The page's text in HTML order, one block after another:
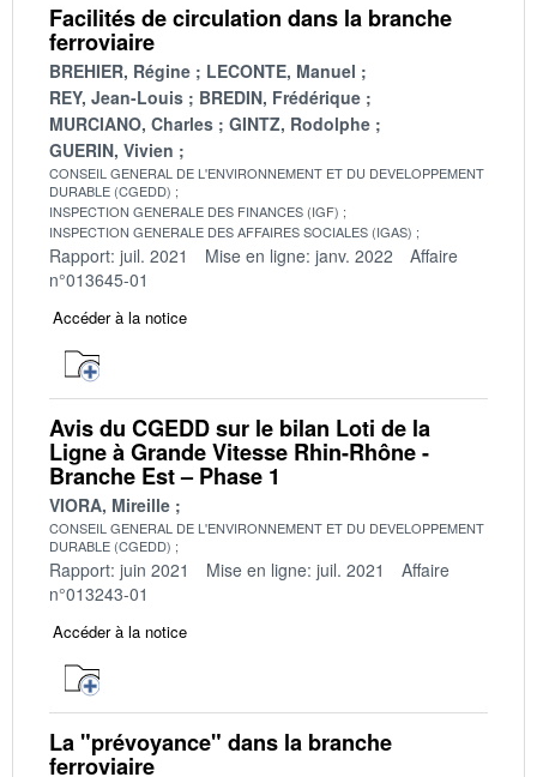
Facilités de circulation dans la branche
ferroviaire
BREHIER, Régine
LECONTE, Manuel
REY, Jean-Louis
BREDIN, Frédérique
MURCIANO, Charles
GINTZ, Rodolphe
GUERIN, Vivien
CONSEIL GENERAL DE L'ENVIRONNEMENT ET DU DEVELOPPEMENT
DURABLE (CGEDD)
INSPECTION GENERALE DES FINANCES (IGF)
INSPECTION GENERALE DES AFFAIRES SOCIALES (IGAS)
Rapport: juil. 2021 Mise en ligne: janv. 2022
Affaire
n°013645-01
Accéder à la notice
Avis du CGEDD sur le bilan Loti de la
Ligne à Grande Vitesse Rhin-Rhône -
Branche Est – Phase 1
VIORA, Mireille
CONSEIL GENERAL DE L'ENVIRONNEMENT ET DU DEVELOPPEMENT
DURABLE (CGEDD)
Rapport: juin 2021 Mise en ligne: juil. 2021
Affaire
n°013243-01
Accéder à la notice
La "prévoyance" dans la branche
ferroviaire